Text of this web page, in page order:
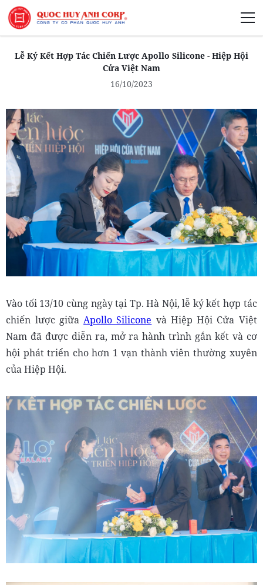
Giới Thiệu
Phát Triển Bền Vững
Truyền Thông Phát Triển
Lễ Ký Kết Hợp Tác Chiến Lược Apollo Silicone - Hiệp Hội
Cửa Việt Nam
16/10/2023
Vào tối 13/10 cùng ngày tại Tp. Hà Nội, lễ ký kết hợp tác
chiến lược giữaApollo Silicone và Hiệp Hội Cửa Việt
Nam đã được diễn ra, mở ra hành trình gắn kết và cơ
hội phát triển cho hơn 1 vạn thành viên thường xuyên
của Hiệp Hội.